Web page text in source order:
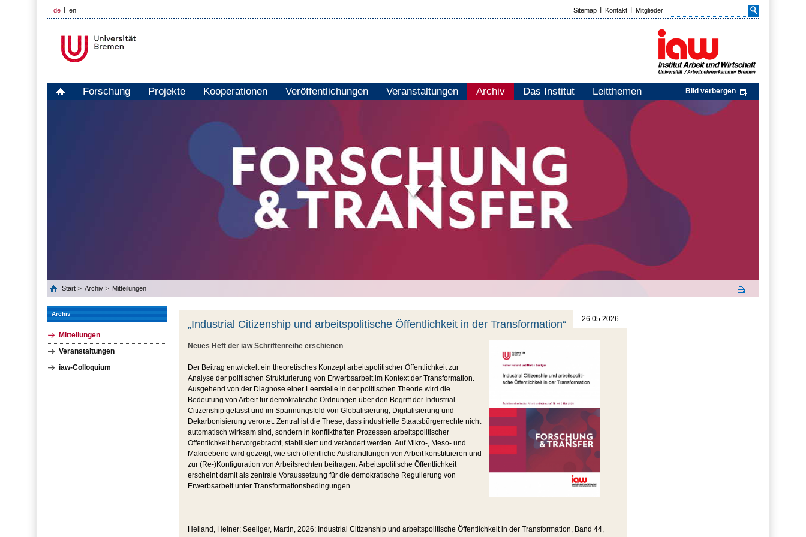
de en Sitemap Kontakt Mitglieder
Forschung Projekte Kooperationen Veröffentlichungen Veranstaltungen Archiv Das Institut Leitthemen Bild verbergen
Start Archiv Mitteilungen
Archiv
Mitteilungen
Veranstaltungen
iaw-Colloquium
26.05.2026
„Industrial Citizenship und arbeitspolitische Öffentlichkeit in der Transformation“
Neues Heft der iaw Schriftenreihe erschienen
Der Beitrag entwickelt ein theoretisches Konzept arbeitspolitischer Öffentlichkeit zur
Analyse der politischen Strukturierung von Erwerbsarbeit im Kontext der Transformation.
Ausgehend von der Diagnose einer Leerstelle in der politischen Theorie wird die
Bedeutung von Arbeit für demokratische Ordnungen über den Begriff der Industrial
Citizenship gefasst und im Spannungsfeld von Globalisierung, Digitalisierung und
Dekarbonisierung verortet. Zentral ist die These, dass industrielle Staatsbürgerrechte nicht
automatisch wirksam sind, sondern in konflikthaften Prozessen arbeitspolitischer
Öffentlichkeit hervorgebracht, stabilisiert und verändert werden. Auf Mikro-, Meso- und
Makroebene wird gezeigt, wie sich öffentliche Aushandlungen von Arbeit konstituieren und
zur (Re-)Konfiguration von Arbeitsrechten beitragen. Arbeitspolitische Öffentlichkeit
erscheint damit als zentrale Voraussetzung für die demokratische Regulierung von
Erwerbsarbeit unter Transformationsbedingungen.
Heiland, Heiner; Seeliger, Martin, 2026: Industrial Citizenship und arbeitspolitische Öffentlichkeit in der Transformation, Band 44,